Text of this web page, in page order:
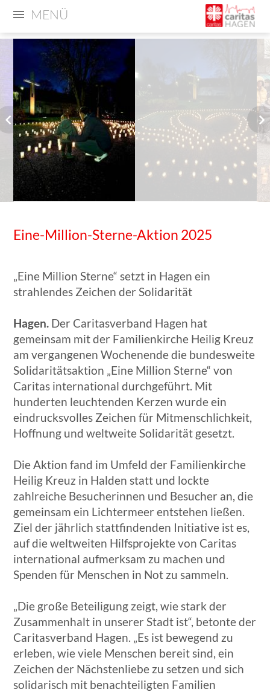
MENÜ
Eine-Million-Sterne-Aktion 2025
„Eine Million Sterne“ setzt in Hagen ein
strahlendes Zeichen der Solidarität
Hagen. Der Caritasverband Hagen hat
gemeinsam mit der Familienkirche Heilig Kreuz
am vergangenen Wochenende die bundesweite
Solidaritätsaktion „Eine Million Sterne“ von
Caritas international durchgeführt. Mit
hunderten leuchtenden Kerzen wurde ein
eindrucksvolles Zeichen für Mitmenschlichkeit,
Hoffnung und weltweite Solidarität gesetzt.
Die Aktion fand im Umfeld der Familienkirche
Heilig Kreuz in Halden statt und lockte
zahlreiche Besucherinnen und Besucher an, die
gemeinsam ein Lichtermeer entstehen ließen.
Ziel der jährlich stattfindenden Initiative ist es,
auf die weltweiten Hilfsprojekte von Caritas
international aufmerksam zu machen und
Spenden für Menschen in Not zu sammeln.
„Die große Beteiligung zeigt, wie stark der
Zusammenhalt in unserer Stadt ist“, betonte der
Caritasverband Hagen. „Es ist bewegend zu
erleben, wie viele Menschen bereit sind, ein
Zeichen der Nächstenliebe zu setzen und sich
solidarisch mit benachteiligten Familien